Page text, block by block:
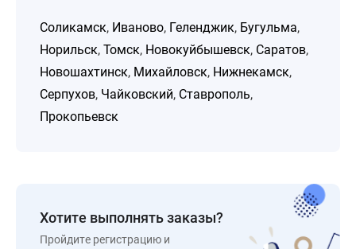
Соликамск, Иваново, Геленджик, Бугульма,
Норильск, Томск, Новокуйбышевск, Саратов,
Новошахтинск, Михайловск, Нижнекамск,
Серпухов, Чайковский, Ставрополь,
Прокопьевск
Хотите выполнять заказы?
Пройдите регистрацию и